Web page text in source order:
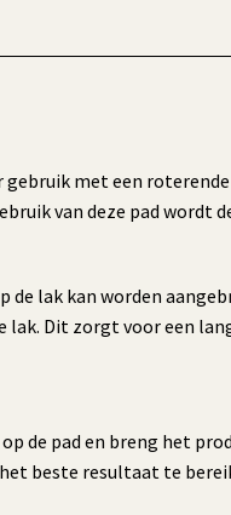
gebruik met een
van deze pad
lak kan worden
Dit zorgt voor een
de pad en breng het
beste resultaat te